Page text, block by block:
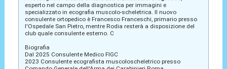
esperto nel campo della diagnostica per immagini e
specializzato in ecografia muscolo-scheletrica. Il nuovo
consulente ortopedico è Francesco Franceschi, primario presso
l'Ospedale San Pietro, mentre Rodia resterà a disposizione del
club quale consulente esterno. C
Biografia
Dal 2025 Consulente Medico FIGC
2023 Consulente ecografista muscoloscheletrico presso